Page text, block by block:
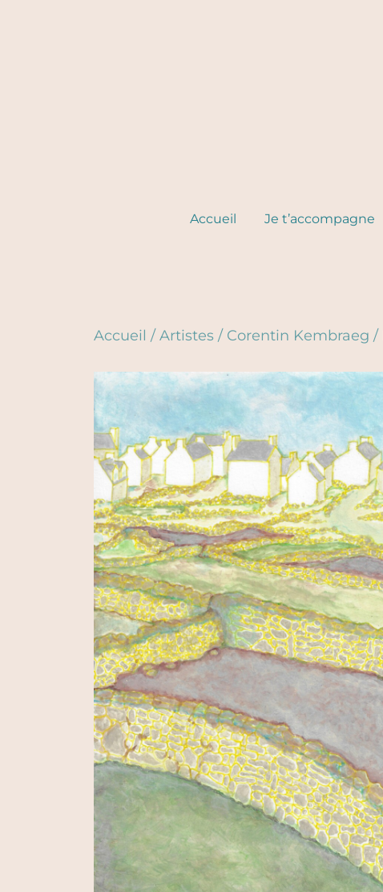
Accueil Je t’accompagne
Accueil / Artistes / Corentin Kembraeg /